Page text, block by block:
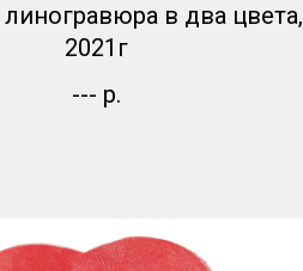
в два цвета,
2021г
--- р.